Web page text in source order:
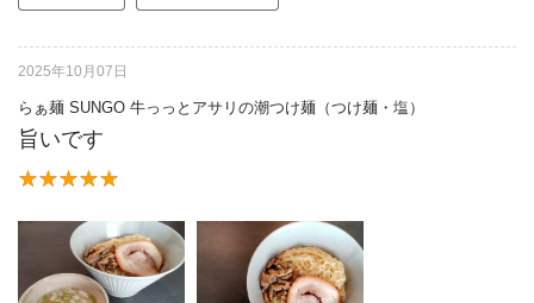
2025年10月07日
らぁ麺 SUNGO 牛っっとアサリの潮つけ麺（つけ麺・塩）
旨いです